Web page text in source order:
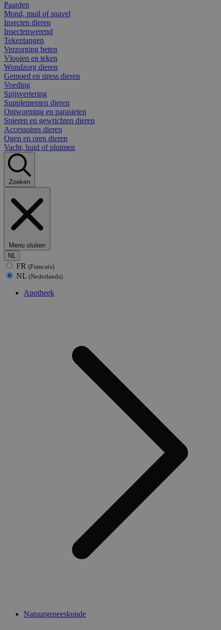
Paarden
Mond, muil of snavel
Insecten dieren
Insectenwerend
Tekentangen
Verzorging beten
Vlooien en teken
Wondzorg dieren
Gemoed en stress dieren
Voeding
Spijsvertering
Supplementen dieren
Ontworming en parasieten
Spieren en gewrichten dieren
Accessoires dieren
Ogen en oren dieren
Vacht, huid of pluimen
Zoeken
Menu sluiten
NL
FR (Francais)
NL (Nederlands)
Apotheek
Natuurgeneeskunde